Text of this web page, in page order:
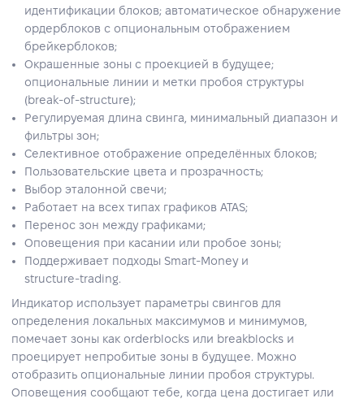
идентификации блоков; автоматическое обнаружение
ордерблоков с опциональным отображением
брейкерблоков;
Окрашенные зоны с проекцией в будущее;
опциональные линии и метки пробоя структуры
(break‑of‑structure);
Регулируемая длина свинга, минимальный диапазон и
фильтры зон;
Селективное отображение определённых блоков;
Пользовательские цвета и прозрачность;
Выбор эталонной свечи;
Работает на всех типах графиков ATAS;
Перенос зон между графиками;
Оповещения при касании или пробое зоны;
Поддерживает подходы Smart‑Money и
structure‑trading.
Индикатор использует параметры свингов для
определения локальных максимумов и минимумов,
помечает зоны как orderblocks или breakblocks и
проецирует непробитые зоны в будущее. Можно
отобразить опциональные линии пробоя структуры.
Оповещения сообщают тебе, когда цена достигает или